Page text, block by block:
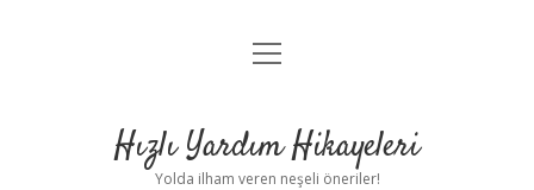
Anasayfa
Yasal Uyarı
menüyü
Hızlı Yardım Hikayeleri
Yolda ilham veren neşeli öneriler!